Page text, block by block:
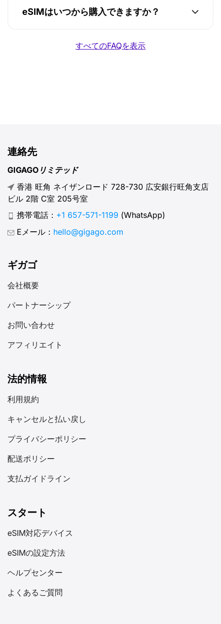
eSIMはいつから購入できますか？
すべてのFAQを表示
連絡先
GIGAGOリミテッド
香港 旺角 ネイザンロード 728-730 広安銀行旺角支店
ビル 2階 C室 205号室
携帯電話： +1 657-571-1199 (WhatsApp)
Eメール： hello@gigago.com
ギガゴ
会社概要
パートナーシップ
お問い合わせ
アフィリエイト
法的情報
利用規約
キャンセルと払い戻し
プライバシーポリシー
配送ポリシー
支払ガイドライン
スタート
eSIM対応デバイス
eSIMの設定方法
ヘルプセンター
よくあるご質問